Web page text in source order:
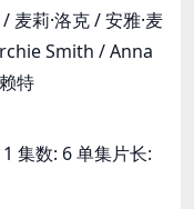
麦莉·洛克 / 安雅·麦
Smith / Anna
特
集数: 6 单集片长: